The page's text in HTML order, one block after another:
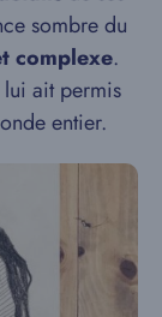
sombre du
complexe.
lui ait permis
entier.